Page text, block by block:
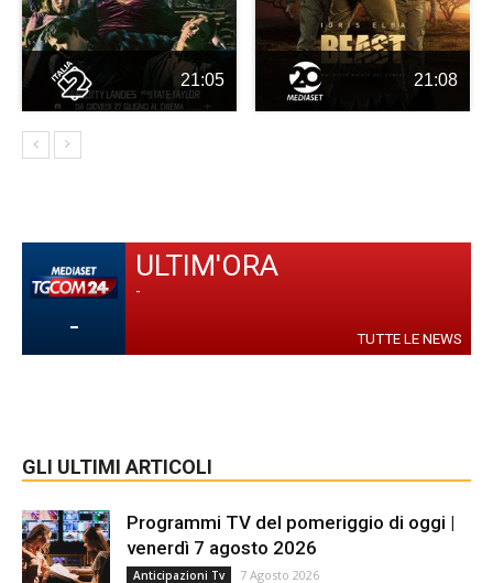
21:05 21:08
-
ULTIM'ORA
-
TUTTE LE NEWS
GLI ULTIMI ARTICOLI
Programmi TV del pomeriggio di oggi |
venerdì 7 agosto 2026
Anticipazioni Tv 7 Agosto 2026